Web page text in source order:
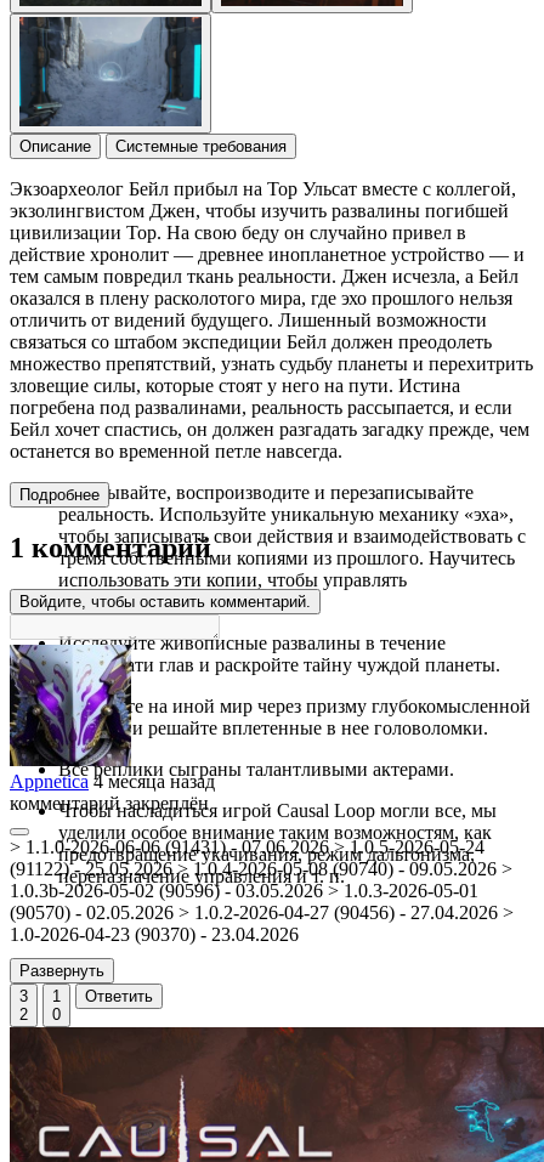
Описание Системные требования
Экзоархеолог Бейл прибыл на Тор Ульсат вместе с коллегой,
экзолингвистом Джен, чтобы изучить развалины погибшей
цивилизации Тор. На свою беду он случайно привел в
действие хронолит — древнее инопланетное устройство — и
тем самым повредил ткань реальности. Джен исчезла, а Бейл
оказался в плену расколотого мира, где эхо прошлого нельзя
отличить от видений будущего. Лишенный возможности
связаться со штабом экспедиции Бейл должен преодолеть
множество препятствий, узнать судьбу планеты и перехитрить
зловещие силы, которые стоят у него на пути. Истина
погребена под развалинами, реальность рассыпается, и если
Бейл хочет спастись, он должен разгадать загадку прежде, чем
останется во временной петле навсегда.
Записывайте, воспроизводите и перезаписывайте
реальность. Используйте уникальную механику «эха»,
чтобы записывать свои действия и взаимодействовать с
тремя собственными копиями из прошлого. Научитесь
использовать эти копии, чтобы управлять
инопланетными механизмами.
Исследуйте живописные развалины в течение
пятнадцати глав и раскройте тайну чуждой планеты.
Взгляните на иной мир через призму глубокомысленной
истории и решайте вплетенные в нее головоломки.
Все реплики сыграны талантливыми актерами.
Чтобы насладиться игрой Causal Loop могли все, мы
уделили особое внимание таким возможностям, как
предотвращение укачивания, режим дальтонизма,
переназначение управления и т. п.
Подробнее
1 комментарий
Войдите, чтобы оставить комментарий.
Appnetica 4 месяца назад
комментарий закреплён
> 1.1.0-2026-06-06 (91431) - 07.06.2026 > 1.0.5-2026-05-24
(91122) - 25.05.2026 > 1.0.4-2026-05-08 (90740) - 09.05.2026 >
1.0.3b-2026-05-02 (90596) - 03.05.2026 > 1.0.3-2026-05-01
(90570) - 02.05.2026 > 1.0.2-2026-04-27 (90456) - 27.04.2026 >
1.0-2026-04-23 (90370) - 23.04.2026
Развернуть
3
2
1
0
Ответить